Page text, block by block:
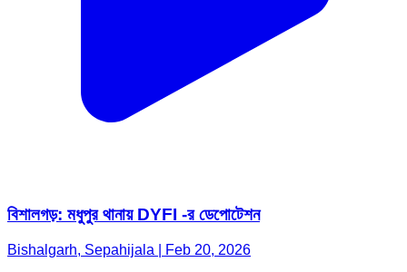
বিশালগড়: মধুপুর থানায় DYFI -র ডেপোটেশন
Bishalgarh, Sepahijala | Feb 20, 2026